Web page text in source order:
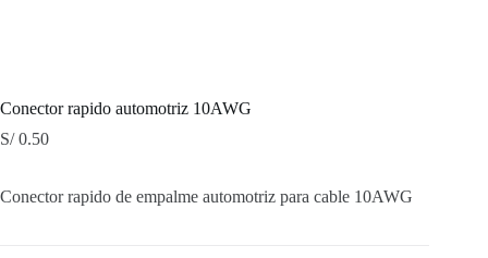
Conector rapido automotriz 10AWG
S/0.50
Conector rapido de empalme automotriz para cable 10AWG